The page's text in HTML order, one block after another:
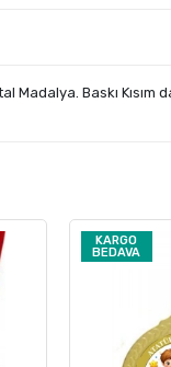
Madalya. Baskı Kısım
KARGO
BEDAVA